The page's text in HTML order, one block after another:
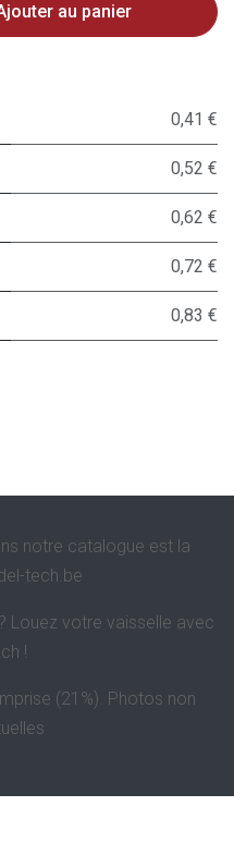
au panier
0,41 €
0,52 €
0,62 €
0,72 €
0,83 €
notre catalogue est la
tech.be
Louez votre vaisselle avec
!
(21%). Photos non